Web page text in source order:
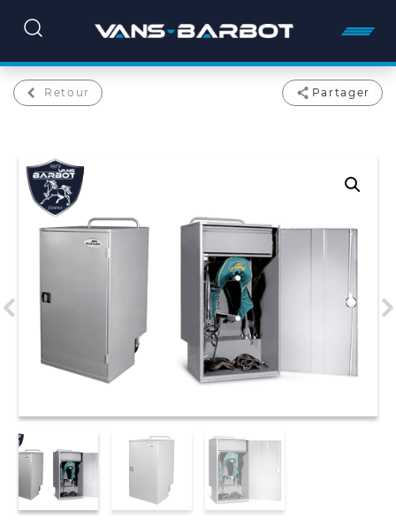
Retour Partager